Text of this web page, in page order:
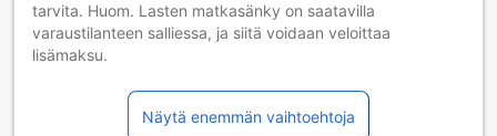
tarvita. Huom. Lasten matkasänky on saatavilla
varaustilanteen salliessa, ja siitä voidaan veloittaa
lisämaksu.
Lapsi majoittuu ilmaiseksi, jos nukkuu jo olemassa olevilla
vuoteilla. Huomaa: jos tarvitset pinnasängyn, siitä voidaan
Näytä enemmän vaihtoehtoja